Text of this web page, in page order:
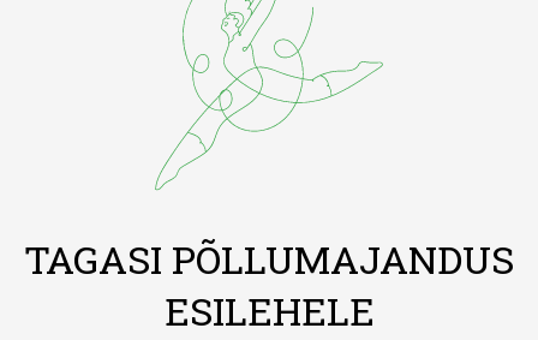
TAGASI PÕLLUMAJANDUS
ESILEHELE